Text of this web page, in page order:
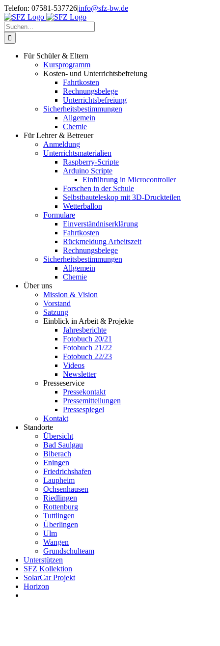
Zum
Inhalt
springen
Telefon: 07581-537726|info@sfz-bw.de
Suche
nach:
Für Schüler & Eltern
Kursprogramm
Kosten- und Unterrichtsbefreiung
Fahrtkosten
Rechnungsbelege
Unterrichtsbefreiung
Sicherheitsbestimmungen
Allgemein
Chemie
Für Lehrer & Betreuer
Anmeldung
Unterrichtsmaterialien
Raspberry-Scripte
Arduino Scripte
Einführung in Microcontroller
Forschen in der Schule
Selbstbauteleskop mit 3D-Druckteilen
Wetterballon
Formulare
Einverständniserklärung
Fahrtkosten
Rückmeldung Arbeitszeit
Rechnungsbelege
Sicherheitsbestimmungen
Allgemein
Chemie
Über uns
Mission & Vision
Vorstand
Satzung
Einblick in Arbeit & Projekte
Jahresberichte
Fotobuch 20/21
Fotobuch 21/22
Fotobuch 22/23
Videos
Newsletter
Presseservice
Pressekontakt
Pressemitteilungen
Pressespiegel
Kontakt
Standorte
Übersicht
Bad Saulgau
Biberach
Eningen
Friedrichshafen
Laupheim
Ochsenhausen
Riedlingen
Rottenburg
Tuttlingen
Überlingen
Ulm
Wangen
Grundschulteam
Unterstützen
SFZ Kollektion
SolarCar Projekt
Horizon